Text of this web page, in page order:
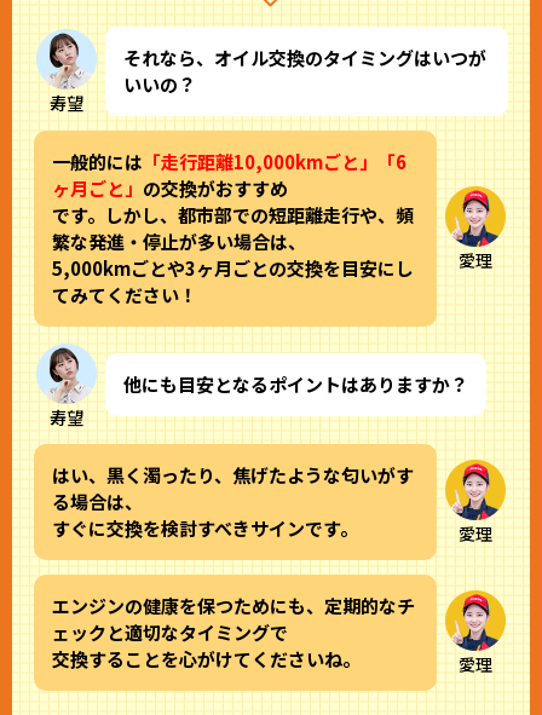
寿望
それなら、オイル交換のタイミングはいつが
いいの？
愛理
一般的には 「走行距離10,000kmごと」「6
ヶ月ごと」 の交換がおすすめ
です。しかし、都市部での短距離走行や、頻
繁な発進・停止が多い場合は、
5,000kmごとや3ヶ月ごとの交換を目安にし
てみてください！
寿望
他にも目安となるポイントはありますか？
愛理
はい、黒く濁ったり、焦げたような匂いがす
る場合は、
すぐに交換を検討すべきサインです。
愛理
エンジンの健康を保つためにも、定期的なチ
ェックと適切なタイミングで
交換することを心がけてくださいね。